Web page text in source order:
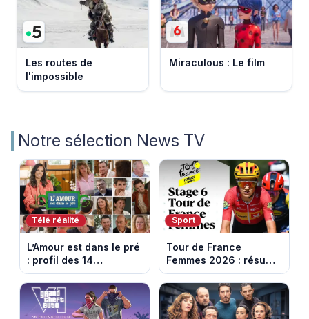
Les routes de
l'impossible
Miraculous : Le film
Notre sélection News TV
Télé réalité
L’Amour est dans le pré
: profil des 14
agriculteurs, speed
dating inédit et de
nouvelles histoires
d’amour
Sport
Tour de France
Femmes 2026 : résumé
vidéo de la 6e étape
entre Montbrison et
Tournon-sur-Rhône